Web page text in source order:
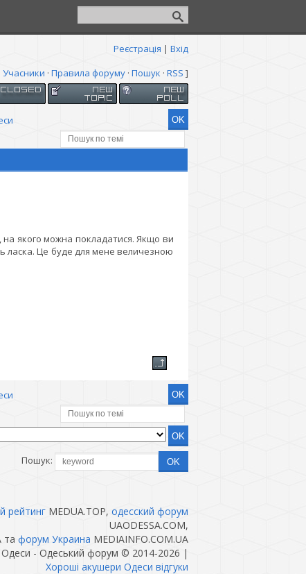
Реєстрація | Вхід
Учасники · Правила форуму· Пошук · RSS ]
на якого можна покладатися. Якщо ви
ласка. Це буде для мене величезною
Пошук:
рейтингMEDUA.TOP, одесский форум
UAODESSA.COM,
та форум Украина MEDIAINFO.COM.UA
Одеси - Одеський форум © 2014-2026 |
Хороші акушери Одеси відгуки